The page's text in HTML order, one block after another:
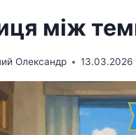
між
Олександр 13.03.2026